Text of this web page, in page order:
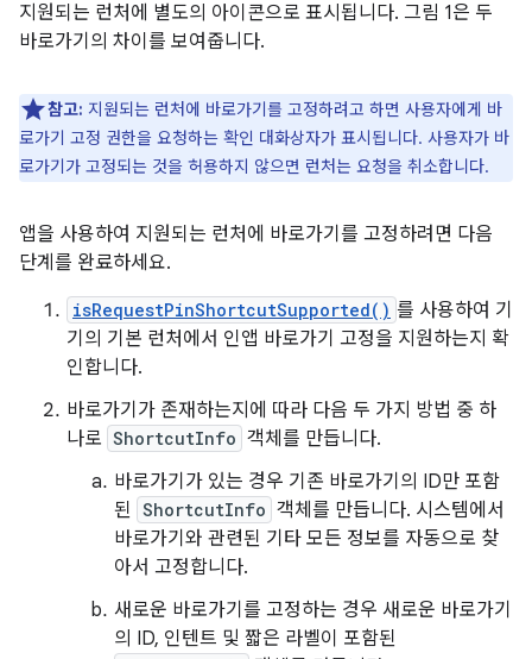
지원되는 런처에 별도의 아이콘으로 표시됩니다. 그림 1은 두
바로가기의 차이를 보여줍니다.
참고: 지원되는 런처에 바로가기를 고정하려고 하면 사용자에게 바
로가기 고정 권한을 요청하는 확인 대화상자가 표시됩니다. 사용자가 바
로가기가 고정되는 것을 허용하지 않으면 런처는 요청을 취소합니다.
앱을 사용하여 지원되는 런처에 바로가기를 고정하려면 다음
단계를 완료하세요.
isRequestPinShortcutSupported() 를 사용하여 기
기의 기본 런처에서 인앱 바로가기 고정을 지원하는지 확
인합니다.
바로가기가 존재하는지에 따라 다음 두 가지 방법 중 하
나로 ShortcutInfo 객체를 만듭니다.
바로가기가 있는 경우 기존 바로가기의 ID만 포함
된 ShortcutInfo 객체를 만듭니다. 시스템에서
바로가기와 관련된 기타 모든 정보를 자동으로 찾
아서 고정합니다.
새로운 바로가기를 고정하는 경우 새로운 바로가기
의 ID, 인텐트 및 짧은 라벨이 포함된